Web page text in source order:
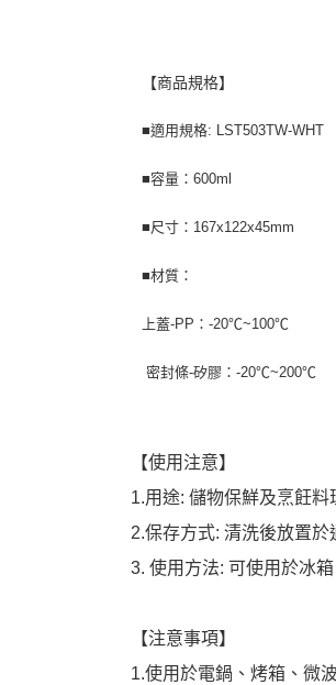
【商品規格】
■適用規格: LST503TW-WHT
■容量：600ml
■尺寸：167x122x45mm
■材質：
上蓋-PP：-20℃~100℃
密封條-矽膠：-20℃~200℃
【使用注意】
1.用途: 儲物保鮮及烹飪
2.保存方式: 清洗後放置於
3. 使用方法: 可使用於冰
【注意事項】
1.使用於電鍋、烤箱、微